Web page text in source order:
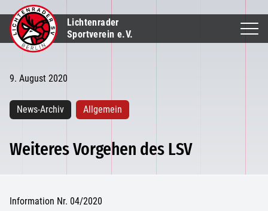
Lichtenrader
Sportverein e.V.
9. August 2020
News-Archiv Allgemein
Weiteres Vorgehen des LSV
Information Nr. 04/2020